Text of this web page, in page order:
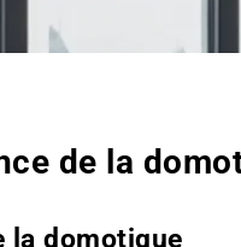
de la
la domotique